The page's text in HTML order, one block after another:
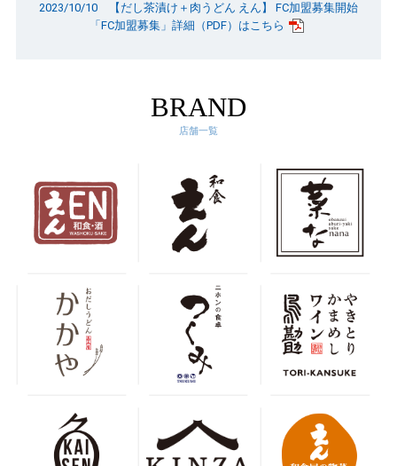
2023/10/10 【だし茶漬け＋肉うどん えん】 FC加盟募集開始
「FC加盟募集」詳細（PDF）はこちら
BRAND
店舗一覧